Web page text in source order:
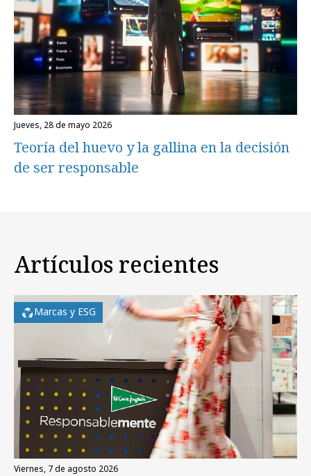
jueves, 28 de mayo 2026
Teoría del huevo y la gallina en la decisión
de ser responsable
Artículos recientes
Marcas y ESG
viernes, 7 de agosto 2026